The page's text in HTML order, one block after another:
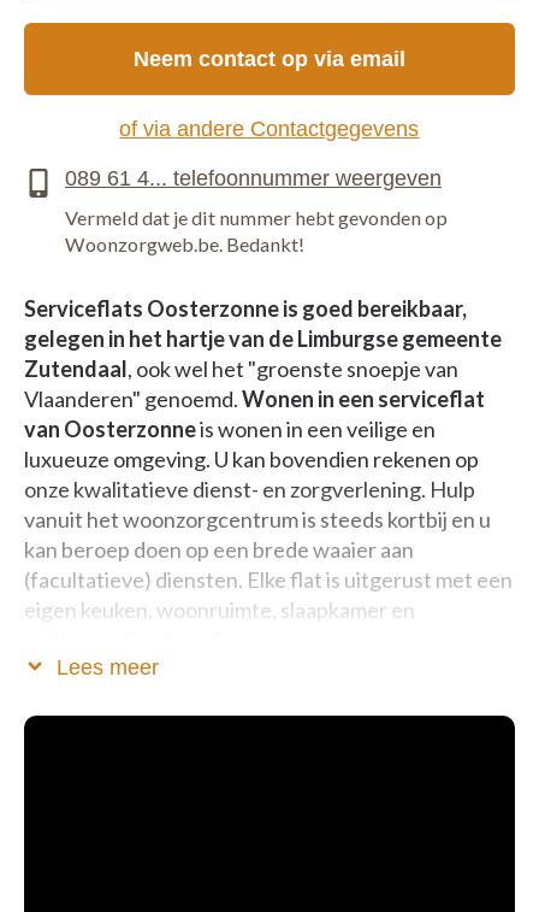
Serviceflats Oosterzonne is goed bereikbaar,
gelegen in het hartje van de Limburgse gemeente
Zutendaal, ook wel het "groenste snoepje van
Vlaanderen" genoemd.Wonen in een serviceflat
van Oosterzonneis wonen in een veilige en
luxueuze omgeving. U kan bovendien rekenen op
onze kwalitatieve dienst- en zorgverlening. Hulp
vanuit het woonzorgcentrum is steeds kortbij en u
kan beroep doen op een brede waaier aan
(facultatieve) diensten. Elke flat is uitgerust met een
eigen keuken, woonruimte, slaapkamer en
volledig naar eigen smaak worden ingericht.
Lees meer
Neem contact op via email
of via andere Contactgegevens
Vermeld dat je dit nummer hebt gevonden op
Woonzorgweb.be. Bedankt!